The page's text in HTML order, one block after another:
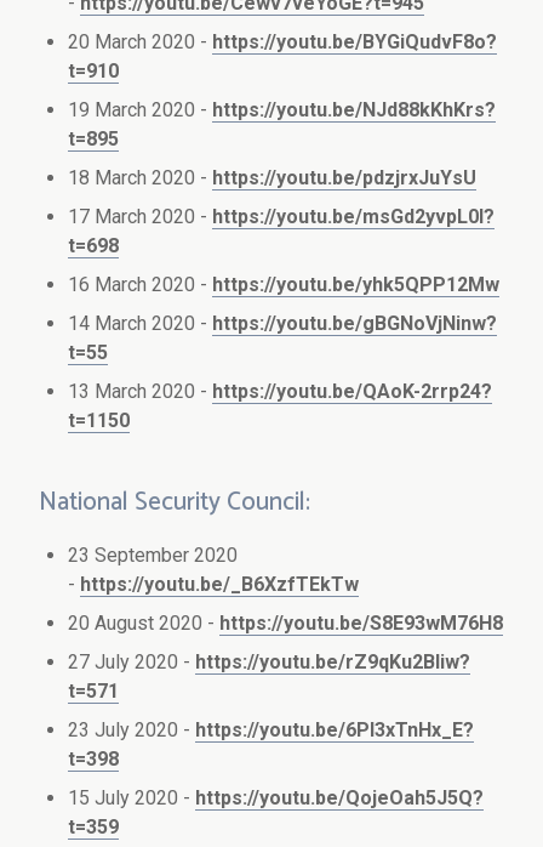
20 March 2020 - https://youtu.be/BYGiQudvF8o?
t=910
19 March 2020 - https://youtu.be/NJd88kKhKrs?
t=895
18 March 2020 - https://youtu.be/pdzjrxJuYsU
17 March 2020 - https://youtu.be/msGd2yvpL0I?
t=698
16 March 2020 - https://youtu.be/yhk5QPP12Mw
14 March 2020 - https://youtu.be/gBGNoVjNinw?
t=55
13 March 2020 - https://youtu.be/QAoK-2rrp24?
t=1150
National Security Council:
23 September 2020
- https://youtu.be/_B6XzfTEkTw
20 August 2020 - https://youtu.be/S8E93wM76H8
27 July 2020 - https://youtu.be/rZ9qKu2BIiw?
t=571
23 July 2020 - https://youtu.be/6PI3xTnHx_E?
t=398
15 July 2020 - https://youtu.be/QojeOah5J5Q?
t=359